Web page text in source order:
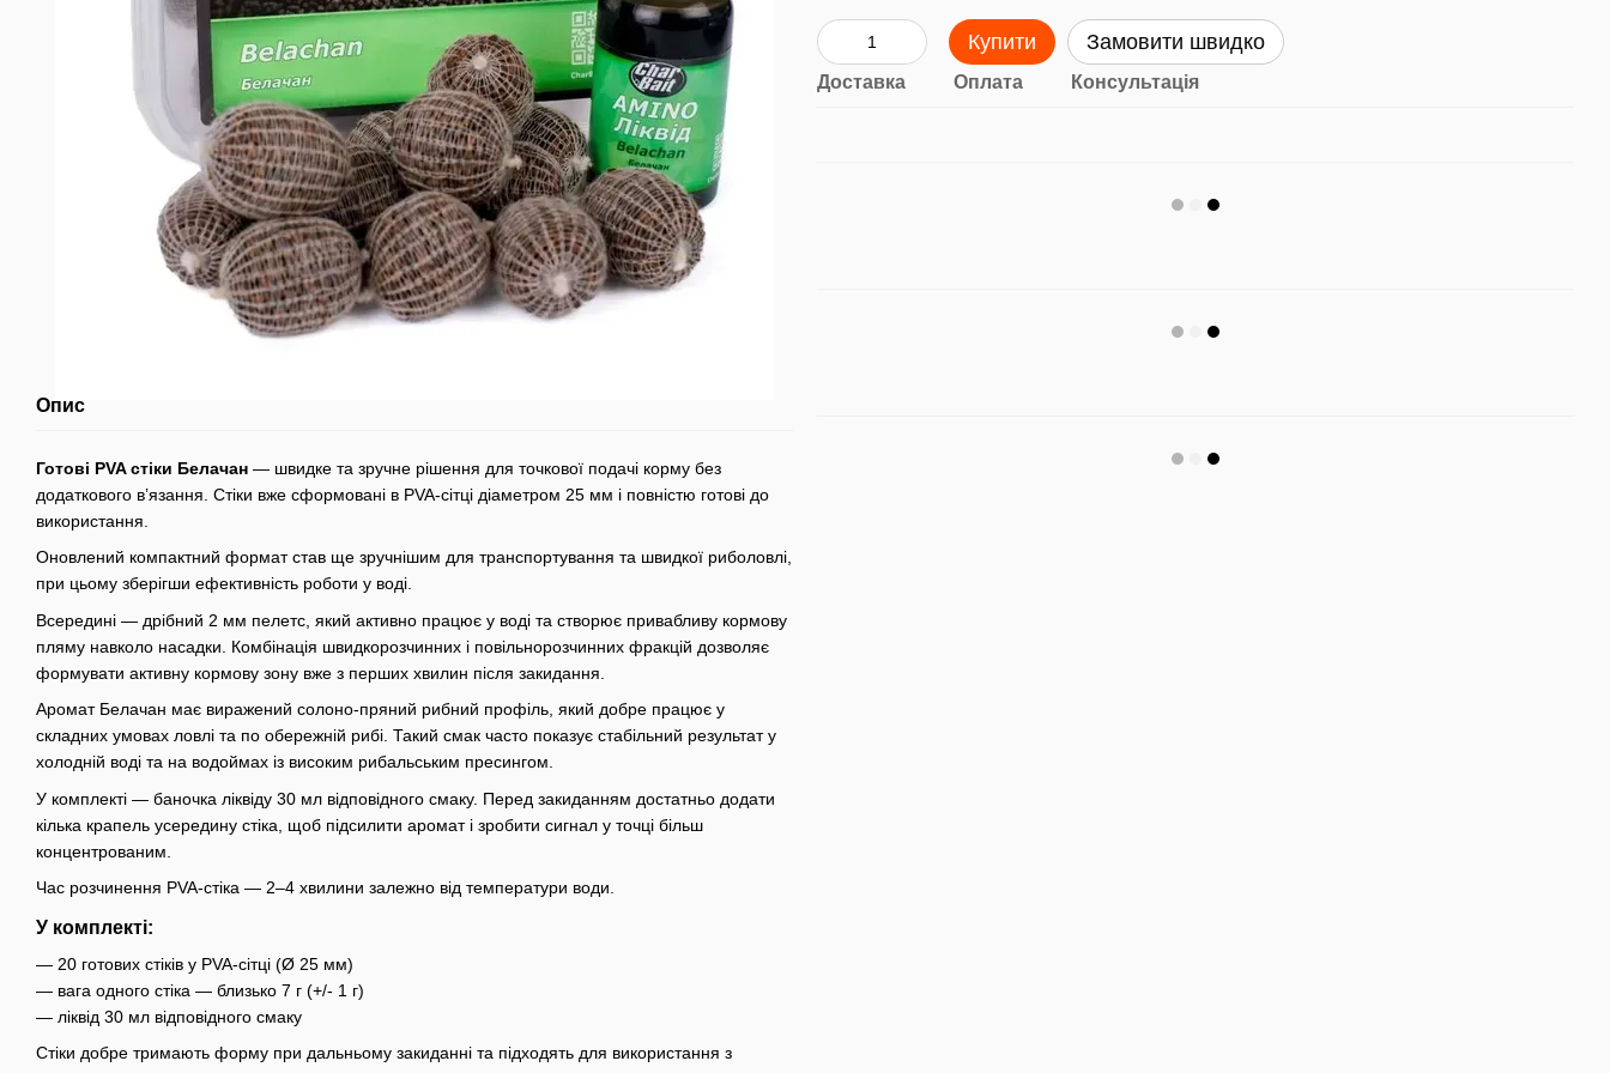
Опис
Готові PVA стіки Белачан — швидке та зручне рішення для точкової подачі корму без
додаткового в’язання. Стіки вже сформовані в PVA-сітці діаметром 25 мм і повністю готові до
використання.
Оновлений компактний формат став ще зручнішим для транспортування та швидкої риболовлі,
при цьому зберігши ефективність роботи у воді.
Всередині — дрібний 2 мм пелетс, який активно працює у воді та створює привабливу кормову
пляму навколо насадки. Комбінація швидкорозчинних і повільнорозчинних фракцій дозволяє
формувати активну кормову зону вже з перших хвилин після закидання.
Аромат Белачан має виражений солоно-пряний рибний профіль, який добре працює у
складних умовах ловлі та по обережній рибі. Такий смак часто показує стабільний результат у
холодній воді та на водоймах із високим рибальським пресингом.
У комплекті — баночка ліквіду 30 мл відповідного смаку. Перед закиданням достатньо додати
кілька крапель усередину стіка, щоб підсилити аромат і зробити сигнал у точці більш
концентрованим.
Час розчинення PVA-стіка — 2–4 хвилини залежно від температури води.
У комплекті:
— 20 готових стіків у PVA-сітці (Ø 25 мм)
— вага одного стіка — близько 7 г (+/- 1 г)
— ліквід 30 мл відповідного смаку
Стіки добре тримають форму при дальньому закиданні та підходять для використання з
Купити Замовити швидко
Доставка Оплата Консультація